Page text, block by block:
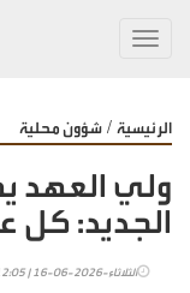
الرئيسية / شؤون محلية
ولي العهد
الجديد: كل
الثلاثاء-2026-06-16 | 12:05 am